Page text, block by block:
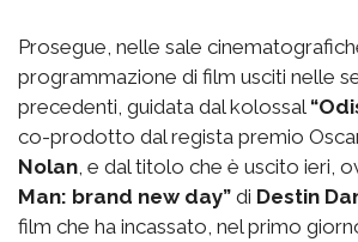
Prosegue, nelle sale
programmazione di film usciti nelle
precedenti, guidata dal kolossal
co-prodotto dal regista premio
Nolan , e dal titolo che è uscito ieri,
Man: brand new day” di Destin
film che ha incassato, nel primo